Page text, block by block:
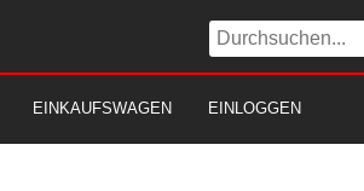
EINKAUFSWAGEN EINLOGGEN